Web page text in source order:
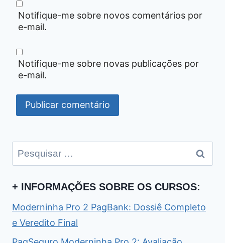
Notifique-me sobre novos comentários por
e-mail.
Notifique-me sobre novas publicações por
e-mail.
Pesquisar
por:
+ INFORMAÇÕES SOBRE OS CURSOS:
Moderninha Pro 2 PagBank: Dossiê Completo
e Veredito Final